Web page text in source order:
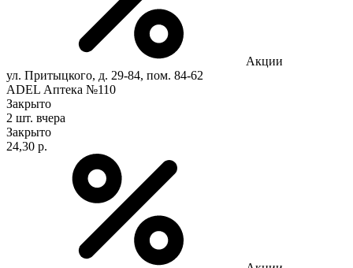
Акции
ул. Притыцкого, д. 29-84, пом. 84-62
ADEL Аптека №110
Закрыто
2 шт. вчера
Закрыто
24,30 р.